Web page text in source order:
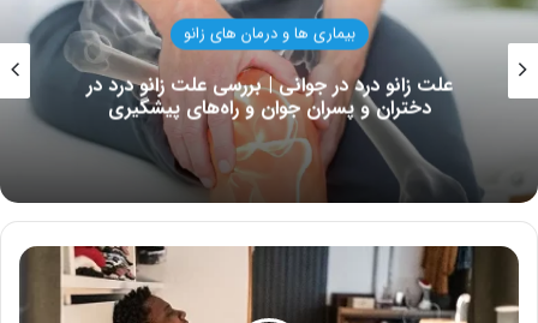
در
بهداشت و سلامت زنان
بهترین روغن برای پر پشت شدن مو؛
موهایتان خودنمایی کنند
۱۷
رژیمی